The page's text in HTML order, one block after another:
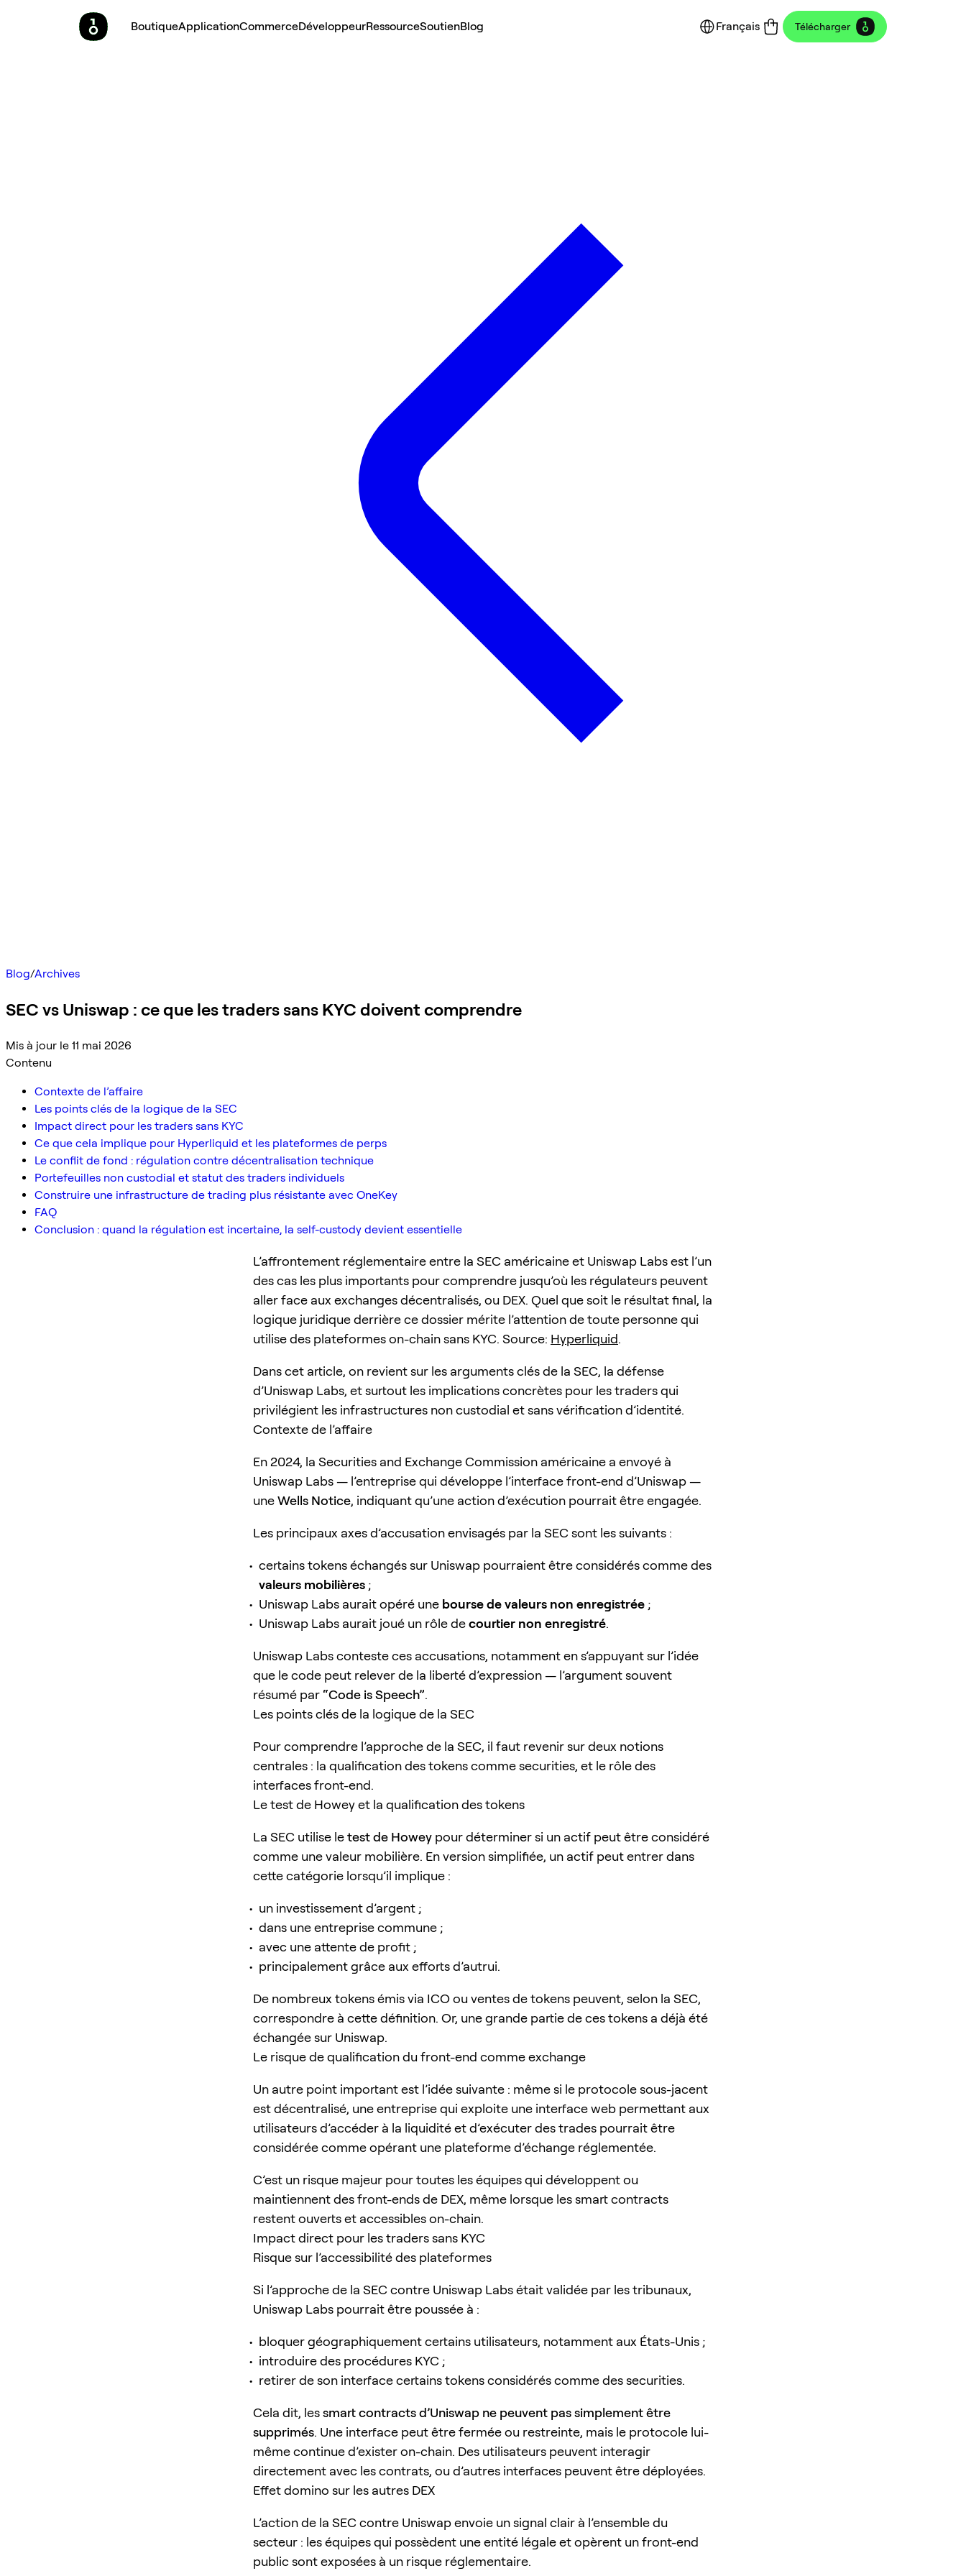
BoutiqueApplicationCommerceDéveloppeurRessourceSoutienBlog Français Télécharger
Blog/Archives
SEC vs Uniswap : ce que les traders sans KYC doivent comprendre
Mis à jour le 11 mai 2026
Contenu
Contexte de l’affaire
Les points clés de la logique de la SEC
Impact direct pour les traders sans KYC
Ce que cela implique pour Hyperliquid et les plateformes de perps
Le conflit de fond : régulation contre décentralisation technique
Portefeuilles non custodial et statut des traders individuels
Construire une infrastructure de trading plus résistante avec OneKey
FAQ
Conclusion : quand la régulation est incertaine, la self-custody devient essentielle
L’affrontement réglementaire entre la SEC américaine et Uniswap Labs est l’un
des cas les plus importants pour comprendre jusqu’où les régulateurs peuvent
aller face aux exchanges décentralisés, ou DEX. Quel que soit le résultat final, la
logique juridique derrière ce dossier mérite l’attention de toute personne qui
utilise des plateformes on-chain sans KYC. Source: Hyperliquid.
Dans cet article, on revient sur les arguments clés de la SEC, la défense
d’Uniswap Labs, et surtout les implications concrètes pour les traders qui
privilégient les infrastructures non custodial et sans vérification d’identité.
Contexte de l’affaire
En 2024, la Securities and Exchange Commission américaine a envoyé à
Uniswap Labs — l’entreprise qui développe l’interface front-end d’Uniswap —
uneWells Notice, indiquant qu’une action d’exécution pourrait être engagée.
Les principaux axes d’accusation envisagés par la SEC sont les suivants :
certains tokens échangés sur Uniswap pourraient être considérés comme des
valeurs mobilières ;
Uniswap Labs aurait opéré une bourse de valeurs non enregistrée ;
Uniswap Labs aurait joué un rôle decourtier non enregistré.
Uniswap Labs conteste ces accusations, notamment en s’appuyant sur l’idée
que le code peut relever de la liberté d’expression — l’argument souvent
résumé par “Code is Speech”.
Les points clés de la logique de la SEC
Pour comprendre l’approche de la SEC, il faut revenir sur deux notions
centrales : la qualification des tokens comme securities, et le rôle des
interfaces front-end.
Le test de Howey et la qualification des tokens
La SEC utilise letest de Howey pour déterminer si un actif peut être considéré
comme une valeur mobilière. En version simplifiée, un actif peut entrer dans
cette catégorie lorsqu’il implique :
un investissement d’argent ;
dans une entreprise commune ;
avec une attente de profit ;
principalement grâce aux efforts d’autrui.
De nombreux tokens émis via ICO ou ventes de tokens peuvent, selon la SEC,
correspondre à cette définition. Or, une grande partie de ces tokens a déjà été
échangée sur Uniswap.
Le risque de qualification du front-end comme exchange
Un autre point important est l’idée suivante : même si le protocole sous-jacent
est décentralisé, une entreprise qui exploite une interface web permettant aux
utilisateurs d’accéder à la liquidité et d’exécuter des trades pourrait être
considérée comme opérant une plateforme d’échange réglementée.
C’est un risque majeur pour toutes les équipes qui développent ou
maintiennent des front-ends de DEX, même lorsque les smart contracts
restent ouverts et accessibles on-chain.
Impact direct pour les traders sans KYC
Risque sur l’accessibilité des plateformes
Si l’approche de la SEC contre Uniswap Labs était validée par les tribunaux,
Uniswap Labs pourrait être poussée à :
bloquer géographiquement certains utilisateurs, notamment aux États-Unis ;
introduire des procédures KYC ;
retirer de son interface certains tokens considérés comme des securities.
Cela dit, lessmart contracts d’Uniswap ne peuvent pas simplement être
supprimés. Une interface peut être fermée ou restreinte, mais le protocole lui-
même continue d’exister on-chain. Des utilisateurs peuvent interagir
directement avec les contrats, ou d’autres interfaces peuvent être déployées.
Effet domino sur les autres DEX
L’action de la SEC contre Uniswap envoie un signal clair à l’ensemble du
secteur : les équipes qui possèdent une entité légale et opèrent un front-end
public sont exposées à un risque réglementaire.